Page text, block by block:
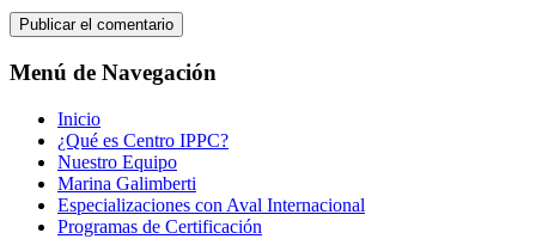
Menú de Navegación
Inicio
¿Qué es Centro IPPC?
Nuestro Equipo
Marina Galimberti
Especializaciones con Aval Internacional
Programas de Certificación